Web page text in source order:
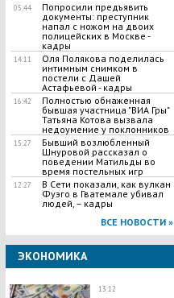
05:44
Попросили предъявить
документы: преступник
напал с ножом на двоих
полицейских в Москве -
кадры
14:11
Оля Полякова поделилась
интимным снимком в
постели с Дашей
Астафьевой - кадры
16:42
Полностью обнаженная
бывшая участница "ВИА Гры"
Татьяна Котова вызвала
недоумение у поклонников
15:27
Бывший возлюбленный
Шнуровой рассказал о
поведении Матильды во
время постельных игр
12:27
В Сети показали, как вулкан
Фуэго в Гватемале убивал
людей, – кадры
ВСЕ НОВОСТИ »
ЭКОНОМИКА
13:12